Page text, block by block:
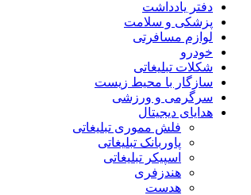
دفتر یادداشت
پزشکی و سلامت
لوازم مسافرتی
خودرو
شکلات تبلیغاتی
سازگار با محیط زیست
سرگرمی و ورزشی
هدایای دیجیتال
فلش مموری تبلیغاتی
پاوربانک تبلیغاتی
اسپیکر تبلیغاتی
هندزفری
هدست